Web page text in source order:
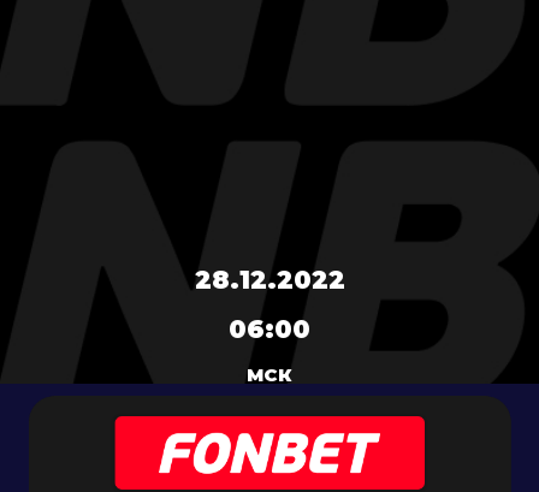
28.12.2022
06:00
МСК